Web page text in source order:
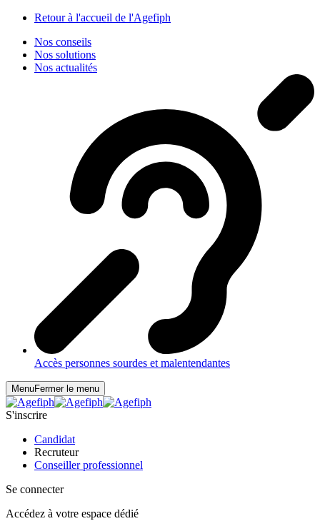
Retour à l'accueil de l'Agefiph
Nos conseils
Nos solutions
Nos actualités
Accès personnes sourdes et malentendantes
MenuFermer le menu
S'inscrire
Candidat
Recruteur
Conseiller professionnel
Se connecter
Accédez à votre espace dédié